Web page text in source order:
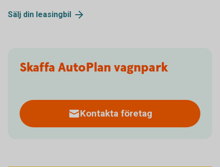
Sälj din leasingbil
Skaffa AutoPlan vagnpark
Kontakta företag